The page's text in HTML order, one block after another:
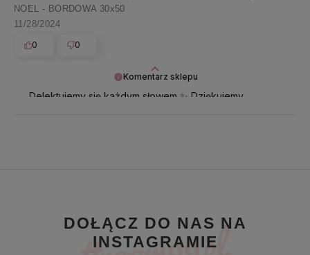
Komentarz sklepu
Delektujemy się każdym słowem ✨ Dziękujemy
NOEL - BORDOWA 30x50
11/28/2024
0
0
DOŁĄCZ DO NAS NA
INSTAGRAMIE